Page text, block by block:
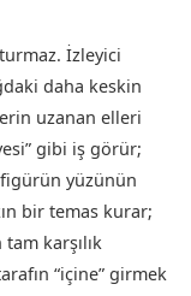
İzleyici
daha keskin
uzanan elleri
gibi iş görür;
figürün yüzünün
bir temas kurar;
karşılık
“içine” girmek